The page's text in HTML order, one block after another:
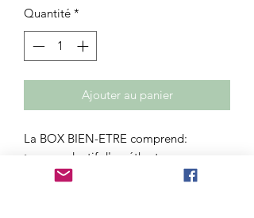
Quantité *
Ajouter au panier
La BOX BIEN-ETRE comprend:
>un pendentif d'améthyste
>une pierre roulée quartz rose